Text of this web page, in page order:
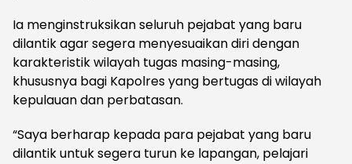
Ia menginstruksikan seluruh pejabat yang baru
dilantik agar segera menyesuaikan diri dengan
karakteristik wilayah tugas masing-masing,
khususnya bagi Kapolres yang bertugas di wilayah
kepulauan dan perbatasan.
“Saya berharap kepada para pejabat yang baru
dilantik untuk segera turun ke lapangan, pelajari